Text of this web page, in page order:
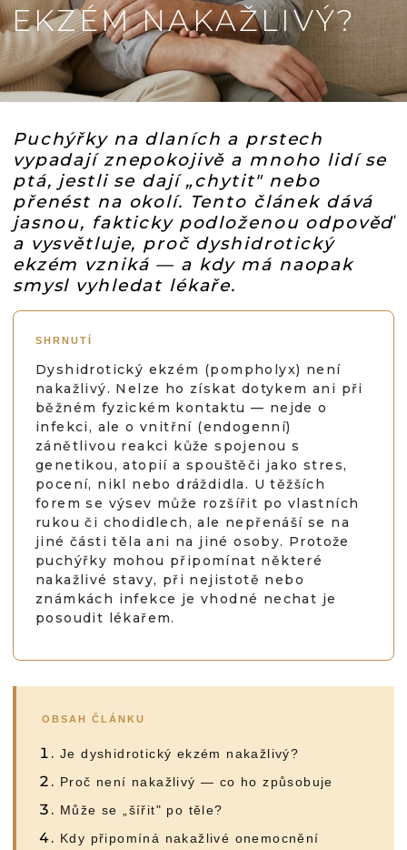
EKZÉM NAKAŽLIVÝ?
Puchýřky na dlaních a prstech
vypadají znepokojivě a mnoho lidí se
ptá, jestli se dají „chytit" nebo
přenést na okolí. Tento článek dává
jasnou, fakticky podloženou odpověď
a vysvětluje, proč dyshidrotický
ekzém vzniká — a kdy má naopak
smysl vyhledat lékaře.
SHRNUTÍ
Dyshidrotický ekzém (pompholyx) není
nakažlivý. Nelze ho získat dotykem ani při
běžném fyzickém kontaktu — nejde o
infekci, ale o vnitřní (endogenní)
zánětlivou reakci kůže spojenou s
genetikou, atopií a spouštěči jako stres,
pocení, nikl nebo dráždidla. U těžších
forem se výsev může rozšířit po vlastních
rukou či chodidlech, ale nepřenáší se na
jiné části těla ani na jiné osoby. Protože
puchýřky mohou připomínat některé
nakažlivé stavy, při nejistotě nebo
známkách infekce je vhodné nechat je
posoudit lékařem.
OBSAH ČLÁNKU
Je dyshidrotický ekzém nakažlivý?
Proč není nakažlivý — co ho způsobuje
Může se „šířit" po těle?
Kdy připomíná nakažlivé onemocnění